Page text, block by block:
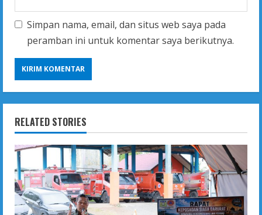
Simpan nama, email, dan situs web saya pada
peramban ini untuk komentar saya berikutnya.
RELATED STORIES